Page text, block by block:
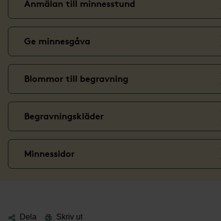
Anmälan till minnesstund
Ge minnesgåva
Blommor till begravning
Begravningskläder
Minnessidor
Dela Skriv ut